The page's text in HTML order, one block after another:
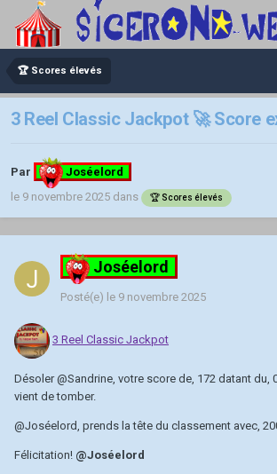
🏆 Scores élevés
3 Reel Classic Jackpot 🚀 Score
Par
Joséelord
le 9 novembre 2025 dans 🏆 Scores élevés
Joséelord
Posté(e) le 9 novembre 2025
3 Reel Classic Jackpot
Désoler@Sandrine , votre score de, 172 datant du,
vient de tomber.
@Joséelord , prends la tête du classement avec,
Félicitation! @Joséelord